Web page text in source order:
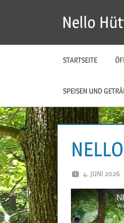
Nello
STARTSEITE
SPEISEN UND
4. JUNI 2026